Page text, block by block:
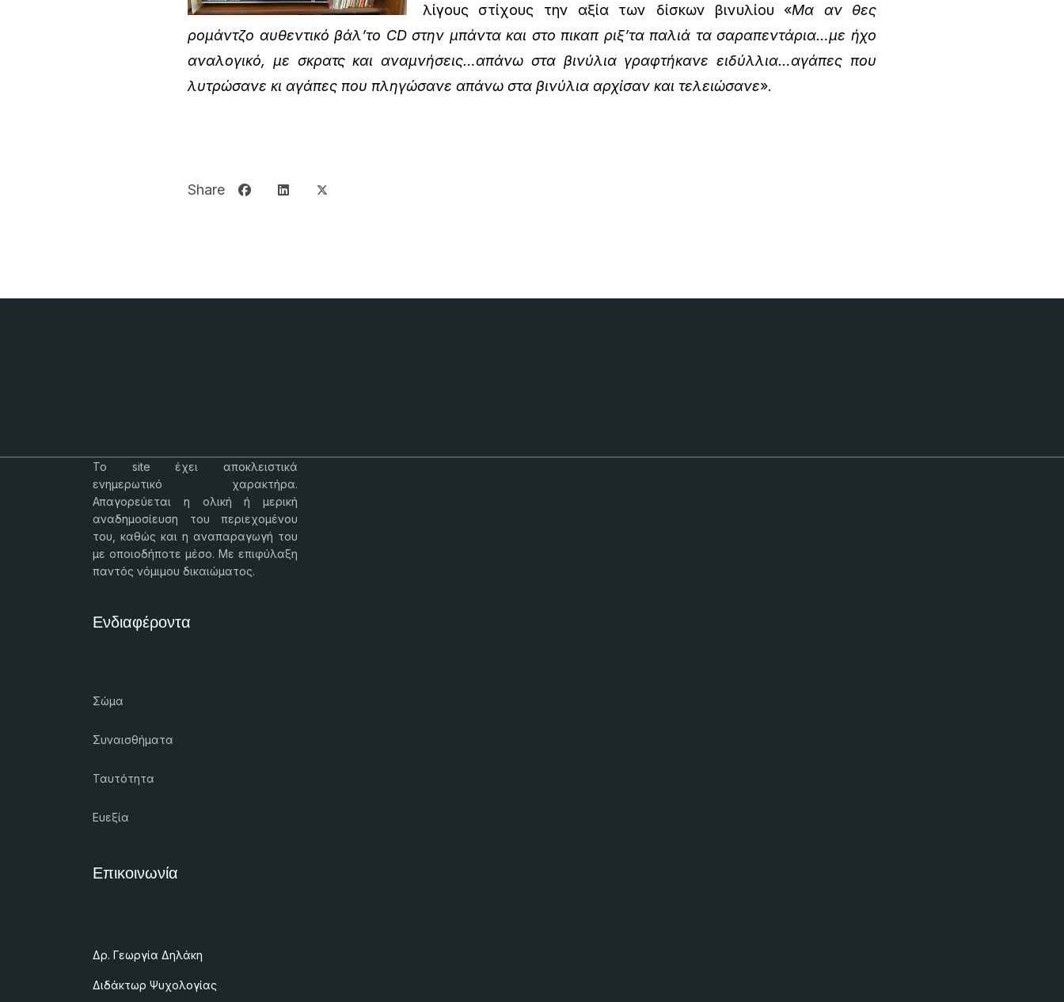
λίγους στίχους την αξία των δίσκων βινυλίου «Μα αν θες
ρομάντζο αυθεντικό βάλ’το CD στην μπάντα και στο πικαπ ριξ’τα παλιά τα σαραπεντάρια…με ήχο
αναλογικό, με σκρατς και αναμνήσεις…απάνω στα βινύλια γραφτήκανε ειδύλλια…αγάπες που
λυτρώσανε κι αγάπες που πληγώσανε απάνω στα βινύλια αρχίσαν και τελειώσανε».
Share
Το site έχει αποκλειστικά
ενημερωτικό χαρακτήρα.
Απαγορεύεται η ολική ή μερική
αναδημοσίευση του περιεχομένου
του, καθώς και η αναπαραγωγή του
με οποιοδήποτε μέσο. Με επιφύλαξη
παντός νόμιμου δικαιώματος.
Ενδιαφέροντα
Σώμα
Συναισθήματα
Ταυτότητα
Ευεξία
Επικοινωνία
Δρ. Γεωργία Δηλάκη
Διδάκτωρ Ψυχολογίας